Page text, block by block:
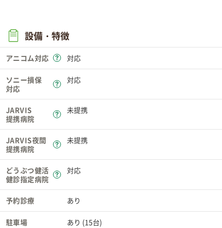
設備・特徴
アニコム対応 対応
ソニー損保
対応
対応
JARVIS
提携病院
未提携
JARVIS夜間
提携病院
未提携
どうぶつ健活
健診指定病院
対応
予約診療 あり
駐車場 あり (15台)